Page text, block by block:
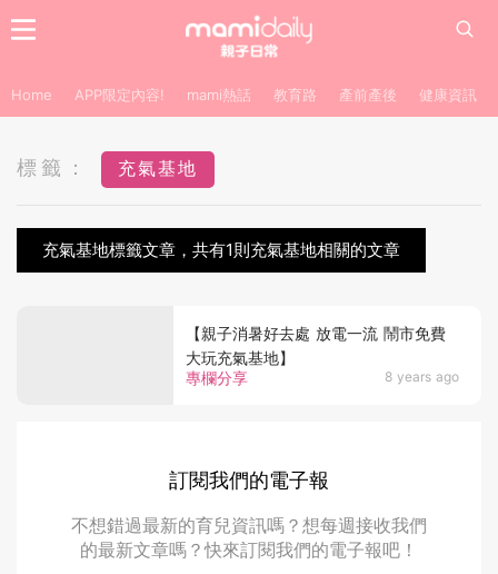
Home APP限定內容! mami熱話 教育路 產前產後 健康資訊
標籤： 充氣基地
充氣基地標籤文章，共有1則充氣基地相關的文章
專欄分享 8 years ago
【親子消暑好去處 放電一流 鬧市免費
大玩充氣基地】
訂閱我們的電子報
不想錯過最新的育兒資訊嗎？想每週接收我們
的最新文章嗎？快來訂閱我們的電子報吧！